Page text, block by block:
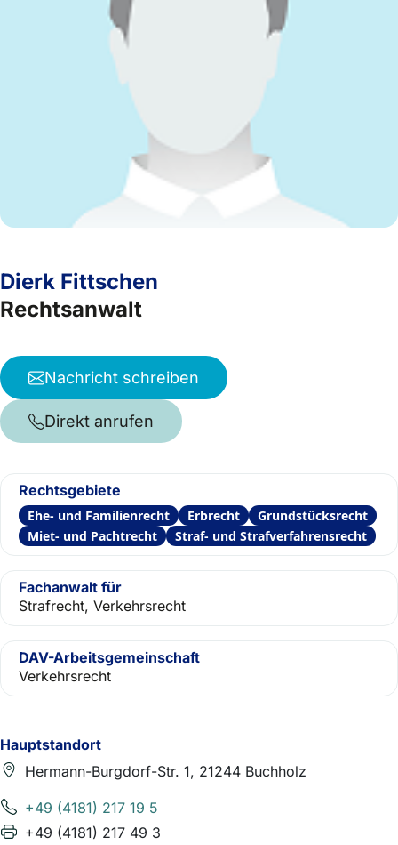
Hauptstandort
Hermann-Burgdorf-Str. 1, 21244 Buchholz
+49 (4181) 217 19 5
+49 (4181) 217 49 3
Dierk Fittschen
Rechtsanwalt
Nachricht schreiben
Direkt anrufen
Rechtsgebiete
Ehe- und Familienrecht Erbrecht
Grundstücksrecht
Miet- und Pachtrecht
Straf- und Strafverfahrensrecht
Fachanwalt für
Strafrecht, Verkehrsrecht
DAV-Arbeitsgemeinschaft
Verkehrsrecht